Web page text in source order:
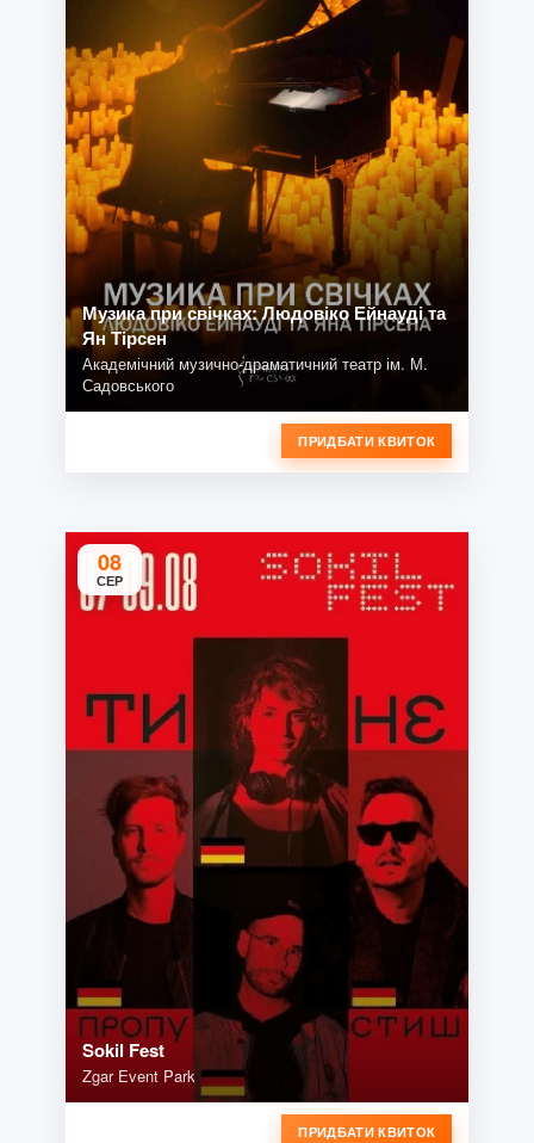
Музика при свічках: Людовіко Ейнауді та
Ян Тірсен
Академічний музично-драматичний театр ім. М.
Садовського
ПРИДБАТИ КВИТОК
08
СЕР
Sokil Fest
Zgar Event Park
ПРИДБАТИ КВИТОК